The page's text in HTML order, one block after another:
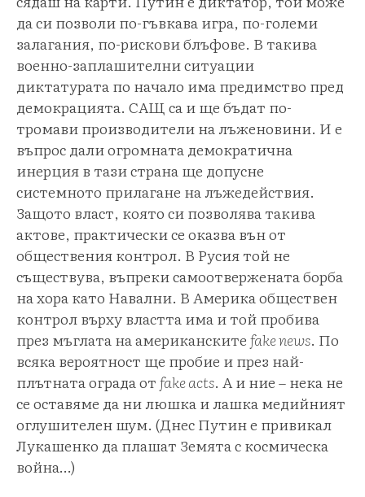
да си позволи по-гъвкава игра, по-големи
залагания, по-рискови блъфове. В такива
военно-заплашителни ситуации
диктатурата по начало има предимство пред
демокрацията. САЩ са и ще бъдат по-
тромави производители на лъженовини. И е
въпрос дали огромната демократична
инерция в тази страна ще допусне
системното прилагане на лъжедействия.
Защото власт, която си позволява такива
актове, практически се оказва вън от
обществения контрол. В Русия той не
съществува, въпреки самоотвержената борба
на хора като Навални. В Америка обществен
контрол върху властта има и той пробива
през мъглата на американскитеfake news. По
всяка вероятност ще пробие и през най-
плътната ограда отfake acts. А и ние – нека не
се оставяме да ни люшка и лашка медийният
оглушителен шум. (Днес Путин е привикал
Лукашенко да плашат Земята с космическа
война…)